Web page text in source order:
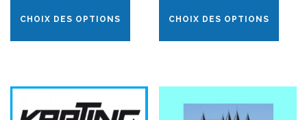
CHOIX DES OPTIONS CHOIX DES OPTIONS